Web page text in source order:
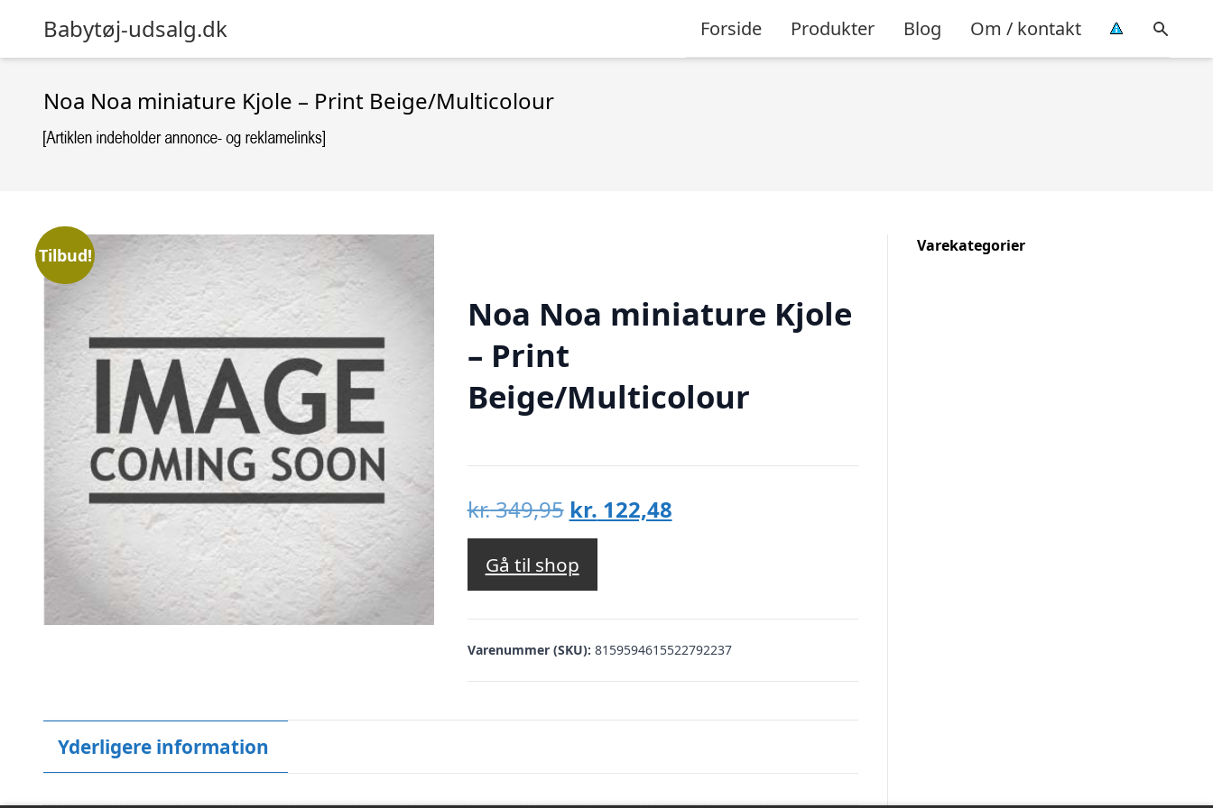
Babytøj-udsalg.dk Forside Produkter Blog Om / kontakt
Noa Noa miniature Kjole – Print Beige/Multicolour
Tilbud!
Noa Noa miniature Kjole
– Print
Beige/Multicolour
kr.349,95 Den
oprindelige
pris
var:
kr. 349,95.
kr. 122,48Den
kr. 122,48.
Gå til shop
Varenummer (SKU): 8159594615522792237
Yderligere information
Varekategorier